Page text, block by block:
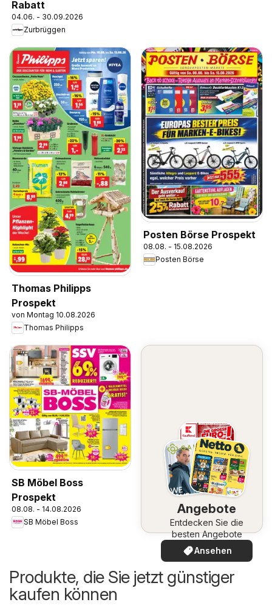
Rabatt
04.06. - 30.09.2026
Zurbrüggen
Thomas Philipps
Prospekt
von Montag 10.08.2026
Thomas Philipps
Posten Börse Prospekt
08.08. - 15.08.2026
Posten Börse
SB Möbel Boss
Prospekt
08.08. - 14.08.2026
SB Möbel Boss
Angebote
Entdecken Sie die
besten Angebote
Ansehen
Produkte, die Sie jetzt günstiger
kaufen können